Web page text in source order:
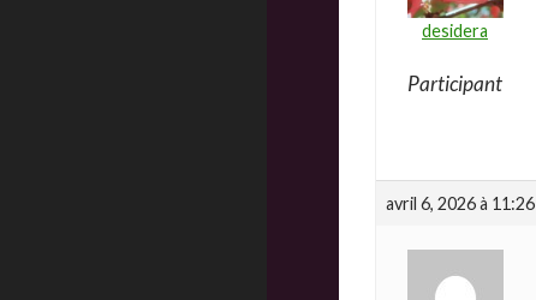
desidera
Participant
avril 6, 2026 à 11:26